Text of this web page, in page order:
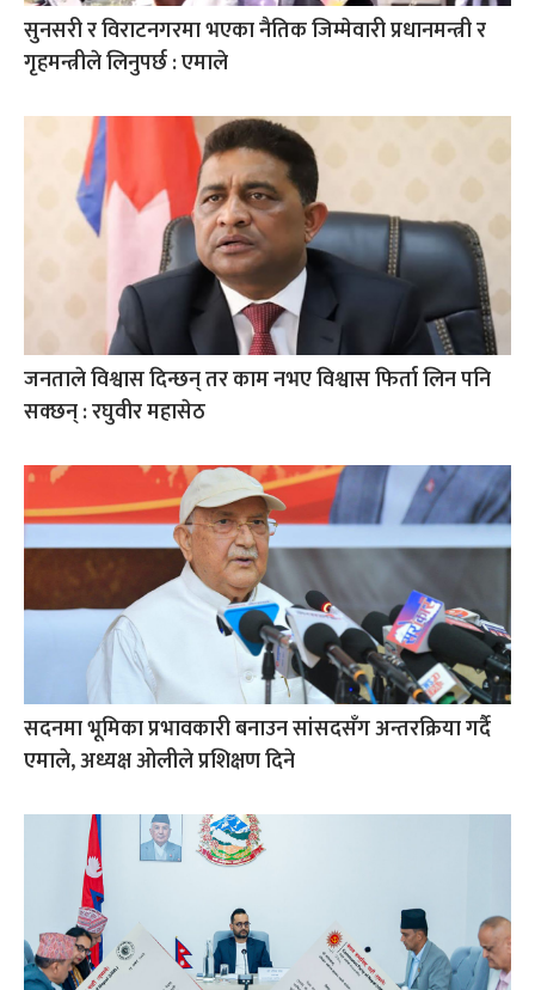
सुनसरी र विराटनगरमा भएका नैतिक जिम्मेवारी प्रधानमन्त्री र
गृहमन्त्रीले लिनुपर्छ : एमाले
जनताले विश्वास दिन्छन् तर काम नभए विश्वास फिर्ता लिन पनि
सक्छन् : रघुवीर महासेठ
सदनमा भूमिका प्रभावकारी बनाउन सांसदसँग अन्तरक्रिया गर्दै
एमाले, अध्यक्ष ओलीले प्रशिक्षण दिने